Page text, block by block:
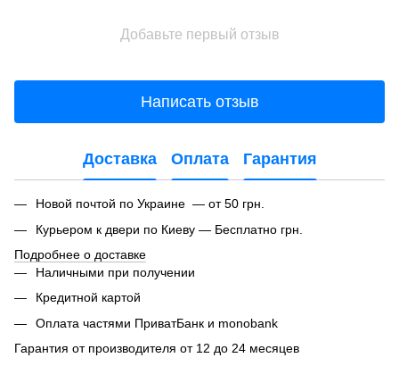
Добавьте первый отзыв
Написать отзыв
Доставка Оплата Гарантия
Новой почтой по Украине — от 50 грн.
Курьером к двери по Киеву — Бесплатно грн.
Подробнее о доставке
Наличными при получении
Кредитной картой
Оплата частями ПриватБанк и monobank
Гарантия от производителя от 12 до 24 месяцев